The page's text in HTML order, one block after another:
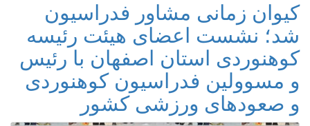
کیوان زمانی مشاور فدراسیون
شد؛ نشست اعضای هیئت رئیسه
کوهنوردی استان اصفهان با رئیس
و مسوولین فدراسیون کوهنوردی
و صعودهای ورزشی کشور